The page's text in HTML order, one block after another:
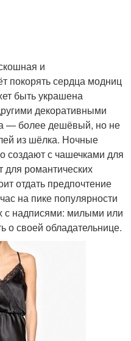
и
покорять сердца модниц
быть украшена
декоративными
— более дешёвый, но не
из шёлка. Ночные
создают с чашечками для
для романтических
отдать предпочтение
на пике популярности
с надписями: милыми или
о своей обладательнице.